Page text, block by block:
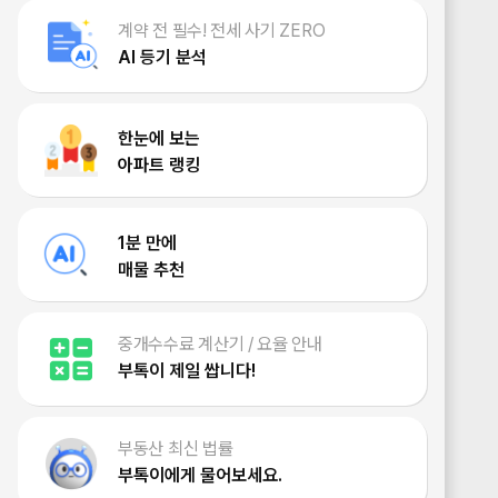
계약 전 필수! 전세 사기 ZERO
AI 등기 분석
한눈에 보는
아파트 랭킹
1분 만에
매물 추천
중개수수료 계산기 / 요율 안내
부톡이 제일 쌉니다!
부동산 최신 법률
부톡이에게 물어보세요.